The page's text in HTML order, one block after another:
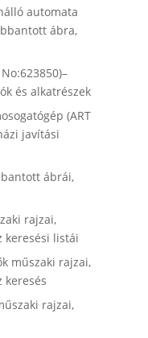
automata
ábra,
és alkatrészek
(ART
javítási
ábrái,
rajzai,
keresési listái
műszaki rajzai,
keresés
rajzai,